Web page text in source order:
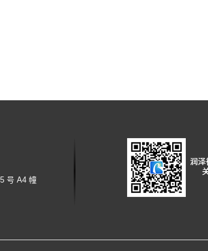
号 A4 幢